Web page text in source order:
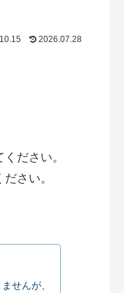
2026.07.28
ださい。
さい。
せんが、